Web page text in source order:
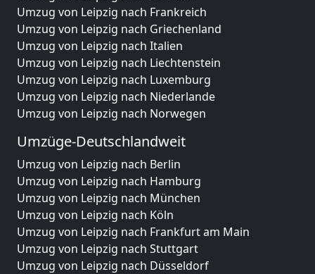
Umzug von Leipzig nach Frankreich
Umzug von Leipzig nach Griechenland
Umzug von Leipzig nach Italien
Umzug von Leipzig nach Liechtenstein
Umzug von Leipzig nach Luxemburg
Umzug von Leipzig nach Niederlande
Umzug von Leipzig nach Norwegen
Umzüge-Deutschlandweit
Umzug von Leipzig nach Berlin
Umzug von Leipzig nach Hamburg
Umzug von Leipzig nach München
Umzug von Leipzig nach Köln
Umzug von Leipzig nach Frankfurt am Main
Umzug von Leipzig nach Stuttgart
Umzug von Leipzig nach Düsseldorf